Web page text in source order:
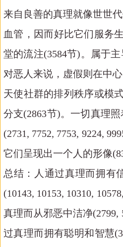
来自良善的真理就像世世
血管，因而好比它们服务
堂的流注(3584节)。属于
对恶人来说，虚假则在中
天使社群的排列秩序或模
分支(2863节)。一切真理
(2731, 7752, 7753, 9224,
它们呈现出一个人的形像
总结：人通过真理而拥有
(10143, 10153, 10310,
真理而从邪恶中洁净(2799,
过真理而拥有聪明和智慧